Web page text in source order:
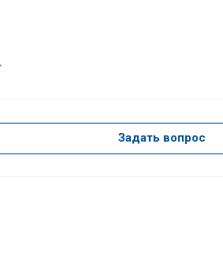
Задать вопрос